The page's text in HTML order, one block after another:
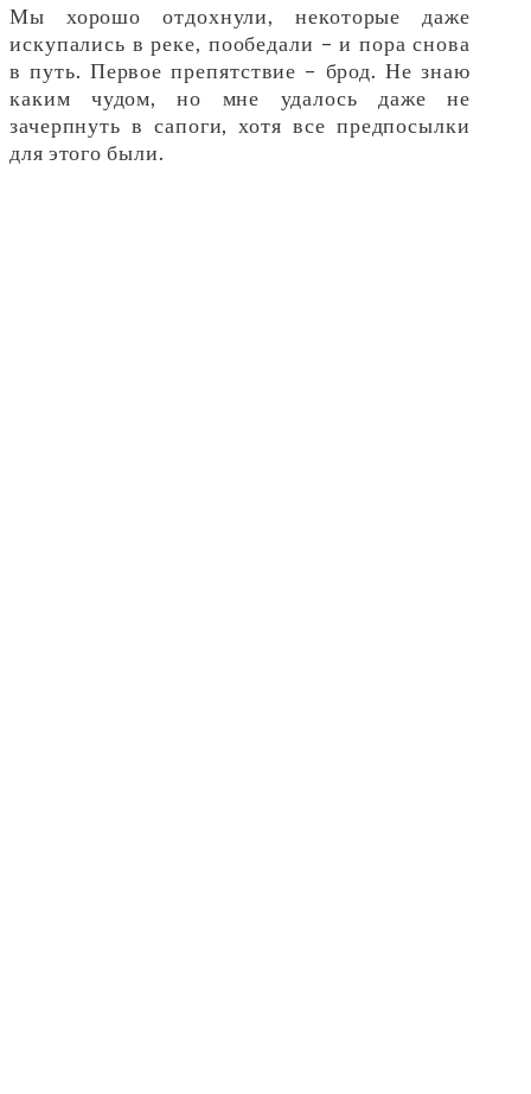
Мы хорошо отдохнули, некоторые даже
искупались в реке, пообедали – и пора снова
в путь. Первое препятствие – брод. Не знаю
каким чудом, но мне удалось даже не
зачерпнуть в сапоги, хотя все предпосылки
для этого были.